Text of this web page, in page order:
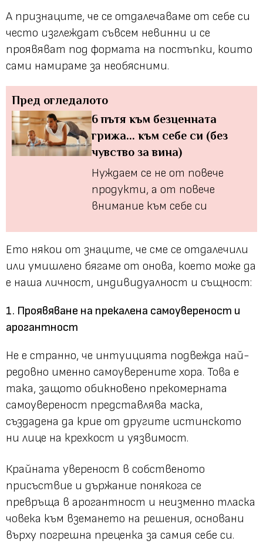
А признаците, че се отдалечаваме от себе си
често изглеждат съвсем невинни и се
проявяват под формата на постъпки, които
сами намираме за необясними.
Пред огледалото
6 пътя към безценната
грижа... към себе си (без
чувство за вина)
Нуждаем се не от повече
продукти, а от повече
внимание към себе си
Ето някои от знаците, че сме се отдалечили
или умишлено бягаме от онова, което може да
е наша личност, индивидуалност и същност:
1. Проявяване на прекалена самоувереност и
арогантност
Не е странно, че интуицията подвежда най-
редовно именно самоуверените хора. Това е
така, защото обикновено прекомерната
самоувереност представлява маска,
създадена да крие от другите истинското
ни лице на крехкост и уязвимост.
Крайната увереност в собственото
присъствие и държание понякога се
превръща в арогантност и неизменно тласка
човека към вземането на решения, основани
върху погрешна преценка за самия себе си.